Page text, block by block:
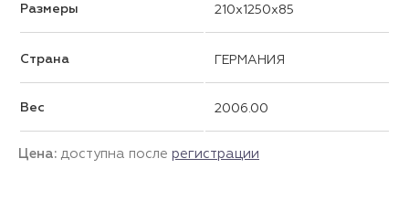
Размеры 210x1250x85
Страна ГЕРМАНИЯ
Вес 2006.00
Цена: доступна после регистрации